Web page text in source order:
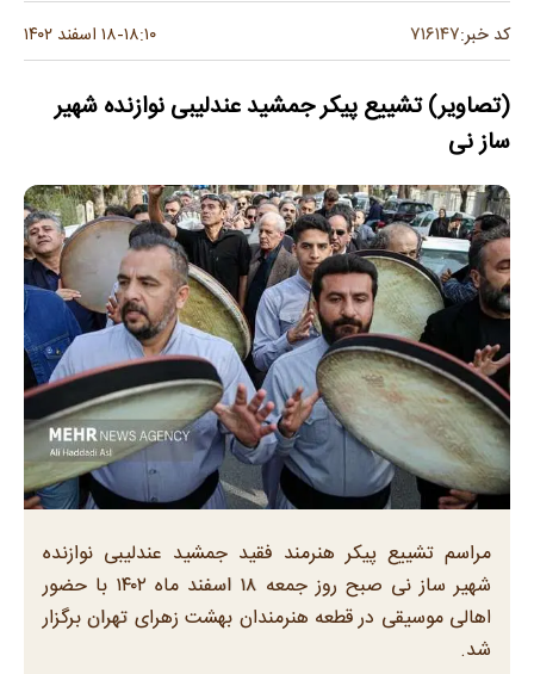
کد خبر:۷۱۶۱۴۷ ۱۸:۱۰-۱۸ اسفند ۱۴۰۲
(تصاویر) تشییع پیکر جمشید عندلیبی نوازنده شهیر
ساز نی
مراسم تشییع پیکر هنرمند فقید جمشید عندلیبی نوازنده
شهیر ساز نی صبح روز جمعه ۱۸ اسفند ماه ۱۴۰۲ با حضور
اهالی موسیقی در قطعه هنرمندان بهشت زهرای تهران برگزار
شد.